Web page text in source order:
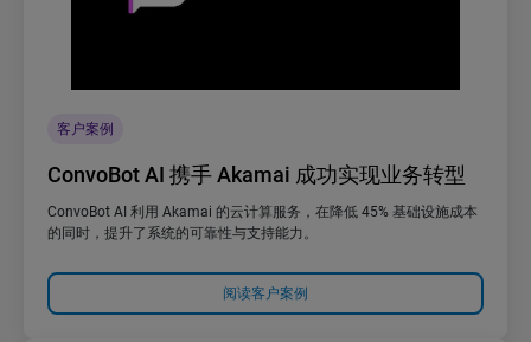
客户案例
ConvoBot AI 携手 Akamai 成功实现业务转型
ConvoBot AI 利用 Akamai 的云计算服务，在降低 45% 基础设施成本
的同时，提升了系统的可靠性与支持能力。
阅读客户案例